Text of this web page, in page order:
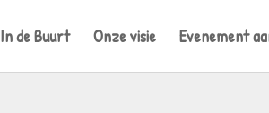
In de Buurt Onze visie Evenement